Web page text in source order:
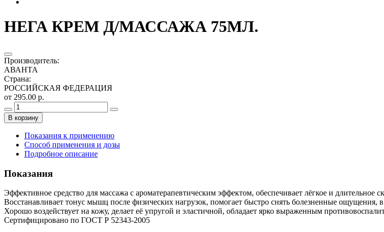
НЕГА КРЕМ Д/МАССАЖА 75МЛ.
Производитель:
АВАНТА
Страна:
РОССИЙСКАЯ ФЕДЕРАЦИЯ
от 295.00 р.
В корзину
Показания к применению
Способ применения и дозы
Подробное описание
Показания
Эффективное средство для массажа с ароматерапевтическим эффектом, обеспечивает лёгкое и длительное
Восстанавливает тонус мышц после физических нагрузок, помогает быстро снять болезненные ощущения,
Хорошо воздействует на кожу, делает её упругой и эластичной, обладает ярко выраженным
Сертифицировано по ГОСТ Р 52343-2005